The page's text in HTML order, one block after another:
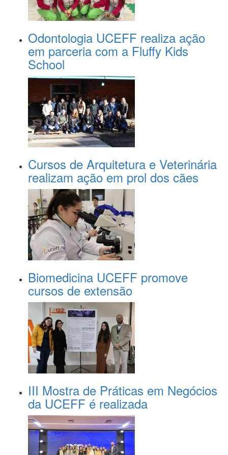
Odontologia UCEFF realiza ação
em parceria com a Fluffy Kids
School
Cursos de Arquitetura e Veterinária
realizam ação em prol dos cães
Biomedicina UCEFF promove
cursos de extensão
III Mostra de Práticas em Negócios
da UCEFF é realizada